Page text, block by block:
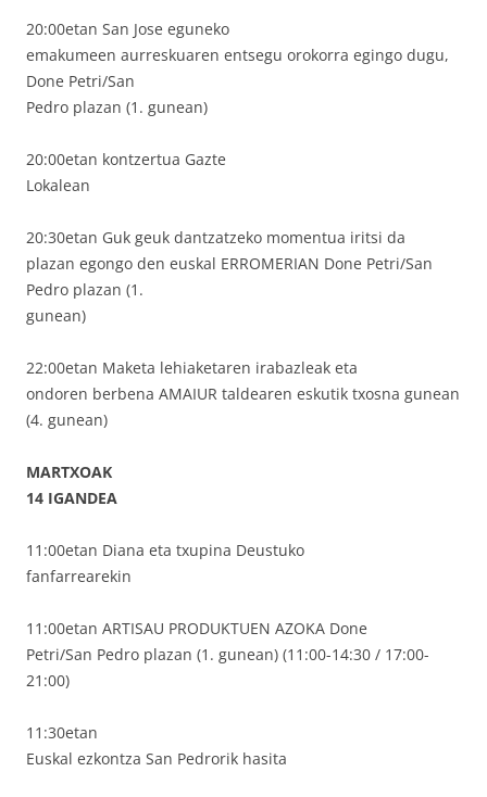
20:00etan San Jose eguneko
emakumeen aurreskuaren entsegu orokorra egingo dugu,
Done Petri/San
Pedro plazan (1. gunean)
20:00etan kontzertua Gazte
Lokalean
20:30etan Guk geuk dantzatzeko momentua iritsi da
plazan egongo den euskal ERROMERIAN Done Petri/San
Pedro plazan (1.
gunean)
22:00etan Maketa lehiaketaren irabazleak eta
ondoren berbena AMAIUR taldearen eskutik txosna gunean
(4. gunean)
MARTXOAK
14 IGANDEA
11:00etan Diana eta txupina Deustuko
fanfarrearekin
11:00etan ARTISAU PRODUKTUEN AZOKA Done
Petri/San Pedro plazan (1. gunean) (11:00-14:30 / 17:00-
21:00)
11:30etan
Euskal ezkontza San Pedrorik hasita